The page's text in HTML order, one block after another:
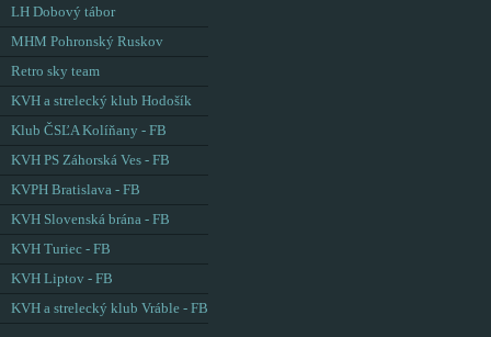
LH Dobový tábor
MHM Pohronský Ruskov
Retro sky team
KVH a strelecký klub Hodošík
Klub ČSĽA Kolíňany - FB
KVH PS Záhorská Ves - FB
KVPH Bratislava - FB
KVH Slovenská brána - FB
KVH Turiec - FB
KVH Liptov - FB
KVH a strelecký klub Vráble - FB